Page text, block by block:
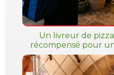
Un livreur de
récompensé pour